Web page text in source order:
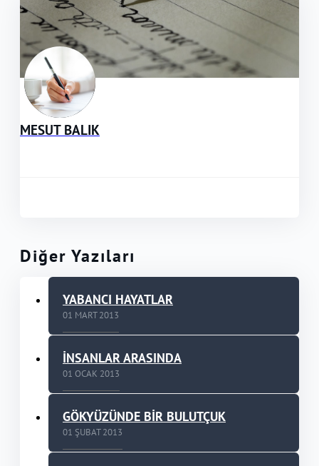
MESUT BALIK
Diğer Yazıları
YABANCI HAYATLAR
01 MART 2013
İNSANLAR ARASINDA
01 OCAK 2013
GÖKYÜZÜNDE BİR BULUTÇUK
01 ŞUBAT 2013